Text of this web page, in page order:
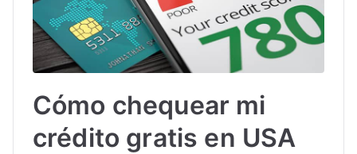
Cómo chequear mi
crédito gratis en USA